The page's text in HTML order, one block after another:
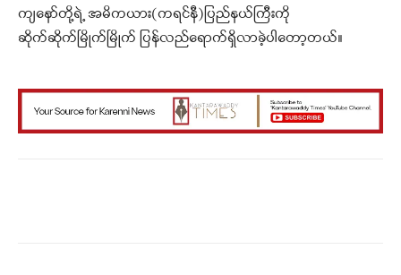
ကျနော်တို့ရဲ့ အမိကယား(ကရင်နီ)ပြည်နယ်ကြီးကို
ဆိုက်ဆိုက်မြိုက်မြိုက် ပြန်လည်ရောက်ရှိလာခဲ့ပါတော့တယ်။